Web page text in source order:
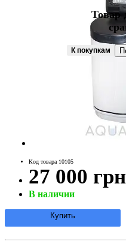
Код товара 10105
27 000
В наличии
Купить
Товар
К покупкам